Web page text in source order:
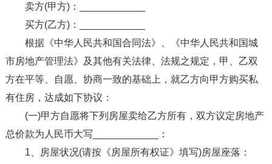
卖方(甲方)：____________
买方(乙方)：____________
根据《中华人民共和国合同法》、《中华人民共和国城
市房地产管理法》及其他有关法律、法规之规定，甲、乙双
方在平等、自愿、协商一致的基础上，就乙方向甲方购买私
有住房，达成如下协议：
(一)甲方自愿将下列房屋卖给乙方所有，双方议定房地产
总价款为人民币大写____________：
1、房屋状况(请按《房屋所有权证》填写)房屋座落：